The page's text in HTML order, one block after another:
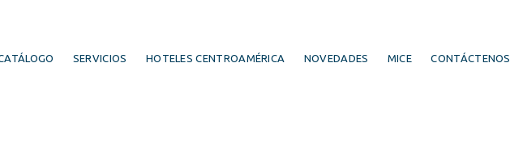
SERVICIOS HOTELES CENTROAMÉRICA NOVEDADES MICE CONTÁCTENOS